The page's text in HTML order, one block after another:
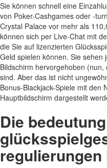
Sie können schnell eine
von Poker-Cashgames oder -
Crystal Palace vor mehr als
können sich per Live-Chat mit
die Sie auf lizenzierten
Geld spielen können. Sie
Bildschirm hervorgehoben
sind. Aber das ist nicht
Bonus-Blackjack-Spiele mit den
Hauptbildschirm dargestellt
Die